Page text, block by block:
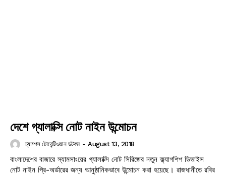
দেশে গ্যালাক্সি নোট নাইন উন্মোচন
চ্যাম্পস টোয়েন্টিওয়ান ডটকম - August 13, 2018
বাংলাদেশের বাজারে স্যামসাংয়ের গ্যালাক্সি নোট সিরিজের নতুন ফ্ল্যাগশিপ ডিভাইস
নোট নাইন প্রি-অর্ডারের জন্য আনুষ্ঠানিকভাবে উন্মোচন করা হয়েছে। রাজধানীতে রবির